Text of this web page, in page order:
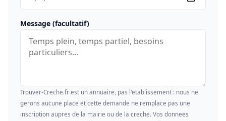
Message (facultatif)
Trouver-Creche.fr est un annuaire, pas l'etablissement : nous ne
gerons aucune place et cette demande ne remplace pas une
inscription aupres de la mairie ou de la creche. Vos donnees